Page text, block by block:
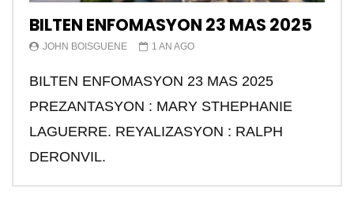
BILTEN ENFOMASYON 23 MAS 2025
JOHN BOISGUENE 1 AN AGO
BILTEN ENFOMASYON 23 MAS 2025
PREZANTASYON : MARY STHEPHANIE
LAGUERRE. REYALIZASYON : RALPH
DERONVIL.